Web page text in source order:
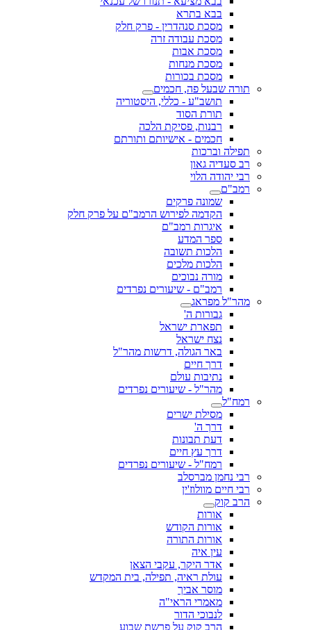
בבא בתרא
מסכת סנהדרין - פרק חלק
מסכת עבודה זרה
מסכת אבות
מסכת מנחות
מסכת בכורות
תורה שבעל פה, חכמים
תושב"ע - כללי, היסטוריה
תורת הסוד
רבנות, פסיקת הלכה
חכמים - אישיותם ותורתם
תפילה וברכות
רב סעדיה גאון
רבי יהודה הלוי
רמב"ם
שמונה פרקים
הקדמה לפירוש הרמב"ם על פרק חלק
איגרות רמב"ם
ספר המדע
הלכות תשובה
הלכות מלכים
מורה נבוכים
רמב"ם - שיעורים נפרדים
מהר"ל מפראג
גבורות ה'
תפארת ישראל
נצח ישראל
באר הגולה, דרשות מהר"ל
דרך חיים
נתיבות עולם
מהר"ל - שיעורים נפרדים
רמח"ל
מסילת ישרים
דרך ה'
דעת תבונות
דרך עץ חיים
רמח"ל - שיעורים נפרדים
רבי נחמן מברסלב
רבי חיים מוולוז'ין
הרב קוק
אורות
אורות הקודש
אורות התורה
עין איה
אדר היקר, עקבי הצאן
עולת ראיה, תפילה, בית המקדש
מוסר אביך
מאמרי הראי"ה
לנבוכי הדור
הרב קוק על פרשת שבוע